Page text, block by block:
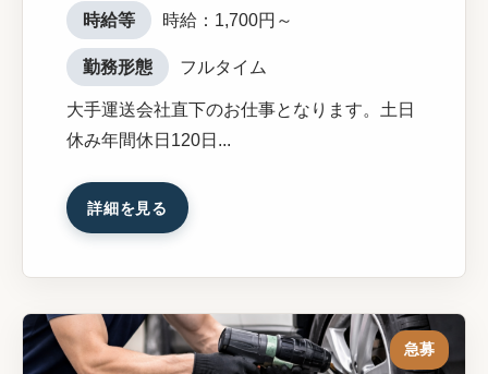
時給等 時給：1,700円～
勤務形態 フルタイム
大手運送会社直下のお仕事となります。土日
休み年間休日120日...
詳細を見る
急募